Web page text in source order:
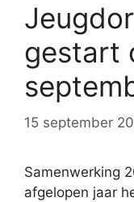
gestart
15 september
Samenwerking
afgelopen jaar